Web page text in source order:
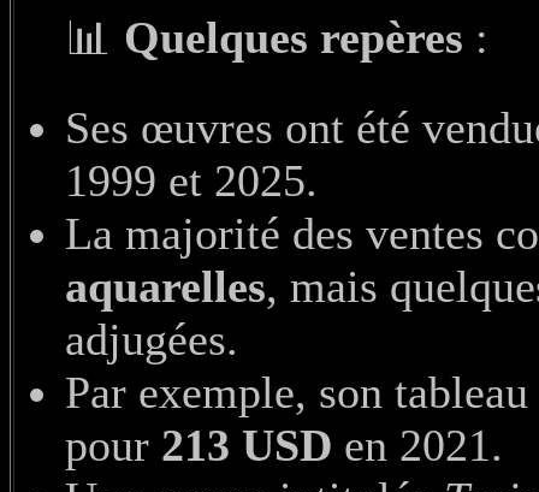
📊 Quelques repères :
Ses œuvres ont été
1999 et 2025.
La majorité des ventes
aquarelles, mais
adjugées.
Par exemple, son tableau
pour 213 USD en 2021.